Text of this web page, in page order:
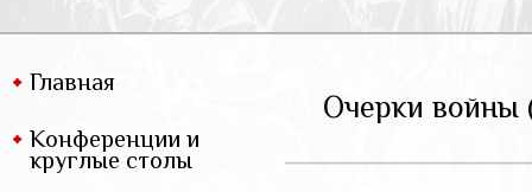
Главная
Конференции и
круглые столы
Очерки войны